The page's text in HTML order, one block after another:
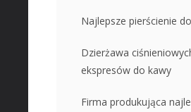
Najlepsze pierścienie
Dzierżawa
ekspresów do kawy
Firma produkująca